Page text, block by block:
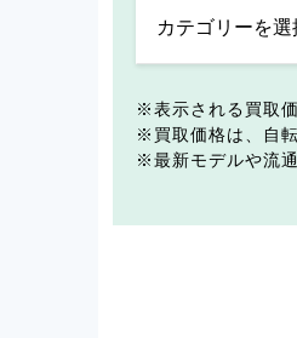
表示される買取
買取価格は、自
最新モデルや流